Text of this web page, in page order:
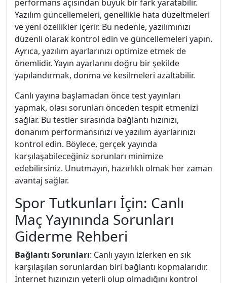
performans açısından büyük bir fark yaratabilir.
Yazılım güncellemeleri, genellikle hata düzeltmeleri
ve yeni özellikler içerir. Bu nedenle, yazılımınızı
düzenli olarak kontrol edin ve güncellemeleri yapın.
Ayrıca, yazılım ayarlarınızı optimize etmek de
önemlidir. Yayın ayarlarını doğru bir şekilde
yapılandırmak, donma ve kesilmeleri azaltabilir.
Canlı yayına başlamadan önce test yayınları
yapmak, olası sorunları önceden tespit etmenizi
sağlar. Bu testler sırasında bağlantı hızınızı,
donanım performansınızı ve yazılım ayarlarınızı
kontrol edin. Böylece, gerçek yayında
karşılaşabileceğiniz sorunları minimize
edebilirsiniz. Unutmayın, hazırlıklı olmak her zaman
avantaj sağlar.
Spor Tutkunları İçin: Canlı
Maç Yayınında Sorunları
Giderme Rehberi
Bağlantı Sorunları: Canlı yayın izlerken en sık
karşılaşılan sorunlardan biri bağlantı kopmalarıdır.
İnternet hızınızın yeterli olup olmadığını kontrol